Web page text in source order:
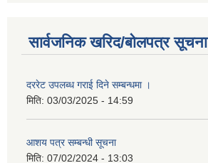
सार्वजनिक खरिद/बोलपत्र सूचना
दररेट उपलब्ध गराई दिने सम्बन्धमा ।
मिति: 03/03/2025 - 14:59
आशय पत्र सम्बन्धी सूचना
मिति: 07/02/2024 - 13:03